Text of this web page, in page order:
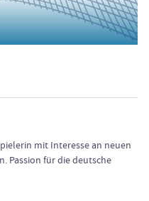
mit Interesse an neuen
Passion für die deutsche